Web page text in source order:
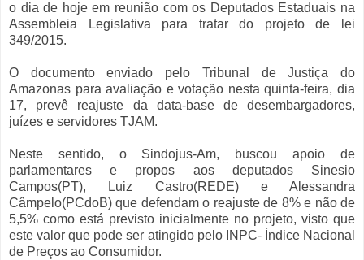
o dia de hoje em reunião com os Deputados Estaduais na
Assembleia Legislativa para tratar do projeto de lei
349/2015.
O documento enviado pelo Tribunal de Justiça do
Amazonas para avaliação e votação nesta quinta-feira, dia
17, prevê reajuste da data-base de desembargadores,
juízes e servidores TJAM.
Neste sentido, o Sindojus-Am, buscou apoio de
parlamentares e propos aos deputados Sinesio
Campos(PT), Luiz Castro(REDE) e Alessandra
Câmpelo(PCdoB) que defendam o reajuste de 8% e não de
5,5% como está previsto inicialmente no projeto, visto que
este valor que pode ser atingido pelo INPC- Índice Nacional
de Preços ao Consumidor.